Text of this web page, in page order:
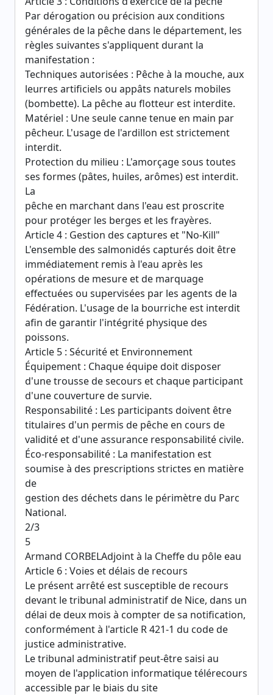
Par dérogation ou précision aux conditions
générales de la pêche dans le département, les
règles suivantes s'appliquent durant la
manifestation :
Techniques autorisées : Pêche à la mouche, aux
leurres artificiels ou appâts naturels mobiles
(bombette). La pêche au flotteur est interdite.
Matériel : Une seule canne tenue en main par
pêcheur. L'usage de l'ardillon est strictement
interdit.
Protection du milieu : L'amorçage sous toutes
ses formes (pâtes, huiles, arômes) est interdit.
La
pêche en marchant dans l'eau est proscrite
pour protéger les berges et les frayères.
Article 4 : Gestion des captures et "No-Kill"
L'ensemble des salmonidés capturés doit être
immédiatement remis à l'eau après les
opérations de mesure et de marquage
effectuées ou supervisées par les agents de la
Fédération. L'usage de la bourriche est interdit
afin de garantir l'intégrité physique des
poissons.
Article 5 : Sécurité et Environnement
Équipement : Chaque équipe doit disposer
d'une trousse de secours et chaque participant
d'une couverture de survie.
Responsabilité : Les participants doivent être
titulaires d'un permis de pêche en cours de
validité et d'une assurance responsabilité civile.
Éco-responsabilité : La manifestation est
soumise à des prescriptions strictes en matière
de
gestion des déchets dans le périmètre du Parc
National.
2/3
5
Armand CORBELAdjoint à la Cheffe du pôle eau
Article 6 : Voies et délais de recours
Le présent arrêté est susceptible de recours
devant le tribunal administratif de Nice, dans un
délai de deux mois à compter de sa notification,
conformément à l'article R 421-1 du code de
justice administrative.
Le tribunal administratif peut-être saisi au
moyen de l'application informatique télérecours
accessible par le biais du site